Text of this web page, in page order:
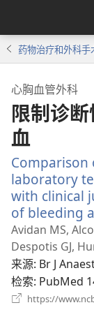
药物治疗和外科手
心胸血管外科
限制诊
血
laboratory
with clinical
of bleeding
Avidan MS,
Despotis GJ,
来源‎: Br J
检索‎: PubMed
https://